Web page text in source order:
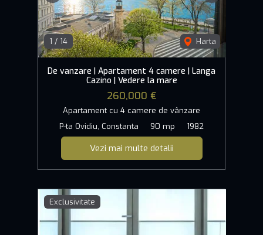
1 / 14 Harta
De vanzare | Apartament 4 camere | Langa
Cazino | Vedere la mare
260,000 €
Apartament cu 4 camere de vânzare
P-ta Ovidiu, Constanta
90 mp 1982
Vezi mai multe detalii
Exclusivitate